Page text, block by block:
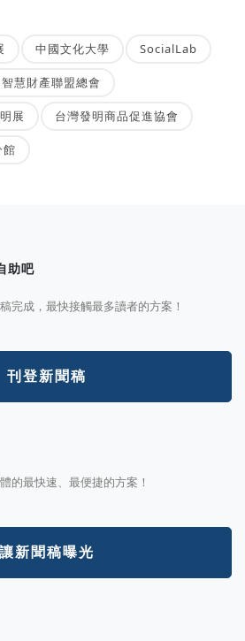
中國文化大學 SocialLab
慧財產聯盟總會
展 台灣發明商品促進協會
館
助吧
完成，最快接觸最多讀者的方案！
刊登新聞稿
的最快速、最便捷的方案！
讓新聞稿曝光